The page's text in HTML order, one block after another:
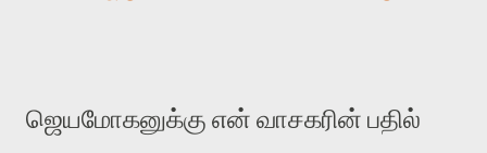
தனது இணையதளத்திலே தொடர்ந்து பதிவு செய்கிறார். உயிர்மை
ஜெயமோகனுக்கு என் வாசகரின் பதில்